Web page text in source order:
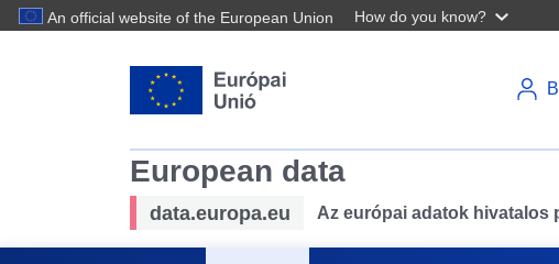
An official website of the European Union How do you know?
European data
data.europa.eu Az európai adatok hivatalos